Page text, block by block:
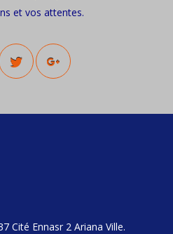
et vos attentes.
Cité Ennasr 2 Ariana Ville.